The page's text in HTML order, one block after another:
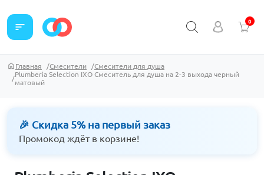
sort 0
Главная Смесители
Смесители для душа
Plumberia Selection IXO Смеситель для душа на 2-3 выхода черный
матовый
🎉 Скидка 5% на первый заказ
Промокод ждёт в корзине!